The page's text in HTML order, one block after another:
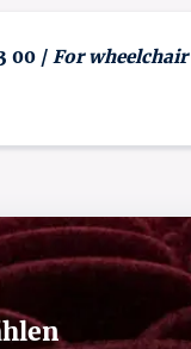
00 / For wheelchair